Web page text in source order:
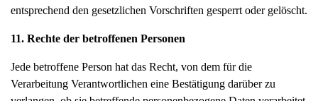
entsprechend den gesetzlichen Vorschriften gesperrt oder gelöscht.
11. Rechte der betroffenen Personen
Jede betroffene Person hat das Recht, von dem für die
Verarbeitung Verantwortlichen eine Bestätigung darüber zu